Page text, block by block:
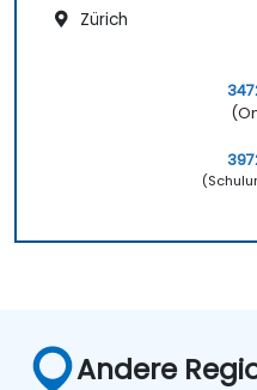
Zürich
Andere